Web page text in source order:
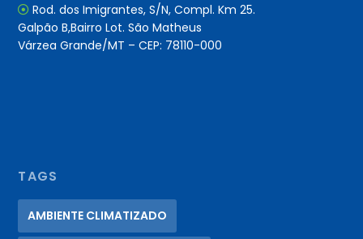
Rod. dos Imigrantes, S/N, Compl. Km 25.
Galpão B,Bairro Lot. São Matheus
Várzea Grande/MT – CEP: 78110-000
TAGS
AMBIENTE CLIMATIZADO